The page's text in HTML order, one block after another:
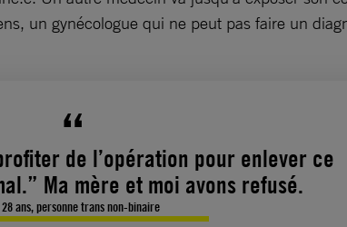
un gynécologue qui ne peut pas faire un
de l’opération pour enlever ce
Ma mère et moi avons refusé.
ans, personne trans non-binaire